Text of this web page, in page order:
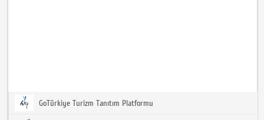
GoTürkiye Turizm Tanıtım Platformu